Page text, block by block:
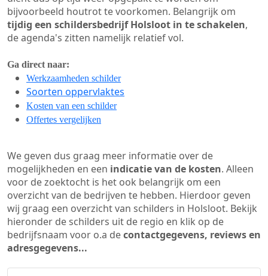
bijvoorbeeld houtrot te voorkomen. Belangrijk om
tijdig een schildersbedrijf Holsloot in te schakelen,
de agenda's zitten namelijk relatief vol.
Ga direct naar:
Werkzaamheden schilder
Soorten oppervlaktes
Kosten van een schilder
Offertes vergelijken
We geven dus graag meer informatie over de
mogelijkheden en een indicatie van de kosten. Alleen
voor de zoektocht is het ook belangrijk om een
overzicht van de bedrijven te hebben. Hierdoor geven
wij graag een overzicht van schilders in Holsloot. Bekijk
hieronder de schilders uit de regio en klik op de
bedrijfsnaam voor o.a decontactgegevens, reviews en
adresgegevens...